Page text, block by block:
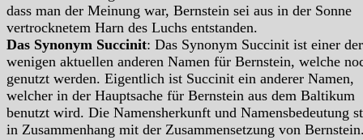
dass man der Meinung war, Bernstein sei aus in der Sonne
vertrocknetem Harn des Luchs entstanden.
Das Synonym Succinit: Das Synonym Succinit ist einer der
wenigen aktuellen anderen Namen für Bernstein, welche
genutzt werden. Eigentlich ist Succinit ein anderer Namen,
welcher in der Hauptsache für Bernstein aus dem Baltikum
benutzt wird. Die Namensherkunft und Namensbedeutung
in Zusammenhang mit der Zusammensetzung von